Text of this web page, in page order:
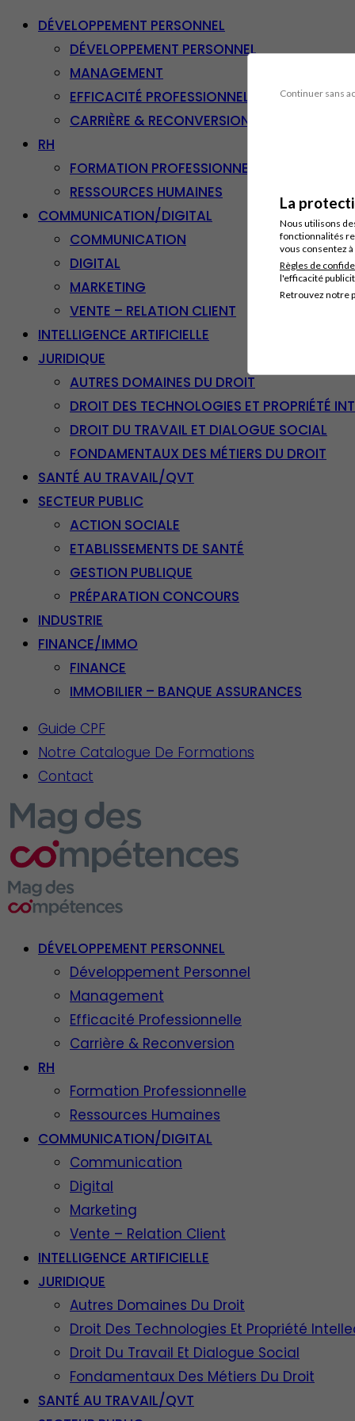
Continuer sans
La
Nous utilisons
fonctionnalités
vous consentez
Règles de
l'efficacité
Retrouvez notre
DÉVELOPPEMENT PERSONNEL
DÉVELOPPEMENT PERSONNEL
MANAGEMENT
EFFICACITÉ PROFESSIONNELLE
CARRIÈRE & RECONVERSION
RH
FORMATION PROFESSIONNELLE
RESSOURCES HUMAINES
COMMUNICATION/DIGITAL
COMMUNICATION
DIGITAL
MARKETING
VENTE – RELATION CLIENT
INTELLIGENCE ARTIFICIELLE
JURIDIQUE
AUTRES DOMAINES DU DROIT
DROIT DES TECHNOLOGIES ET PROPRIÉTÉ
DROIT DU TRAVAIL ET DIALOGUE SOCIAL
FONDAMENTAUX DES MÉTIERS DU DROIT
SANTÉ AU TRAVAIL/QVT
SECTEUR PUBLIC
ACTION SOCIALE
ETABLISSEMENTS DE SANTÉ
GESTION PUBLIQUE
PRÉPARATION CONCOURS
INDUSTRIE
FINANCE/IMMO
FINANCE
IMMOBILIER – BANQUE ASSURANCES
Guide CPF
Notre Catalogue De Formations
Contact
DÉVELOPPEMENT PERSONNEL
Développement Personnel
Management
Efficacité Professionnelle
Carrière & Reconversion
RH
Formation Professionnelle
Ressources Humaines
COMMUNICATION/DIGITAL
Communication
Digital
Marketing
Vente – Relation Client
INTELLIGENCE ARTIFICIELLE
JURIDIQUE
Autres Domaines Du Droit
Droit Des Technologies Et Propriété
Droit Du Travail Et Dialogue Social
Fondamentaux Des Métiers Du Droit
SANTÉ AU TRAVAIL/QVT